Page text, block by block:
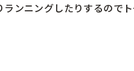
ンニングしたりするので